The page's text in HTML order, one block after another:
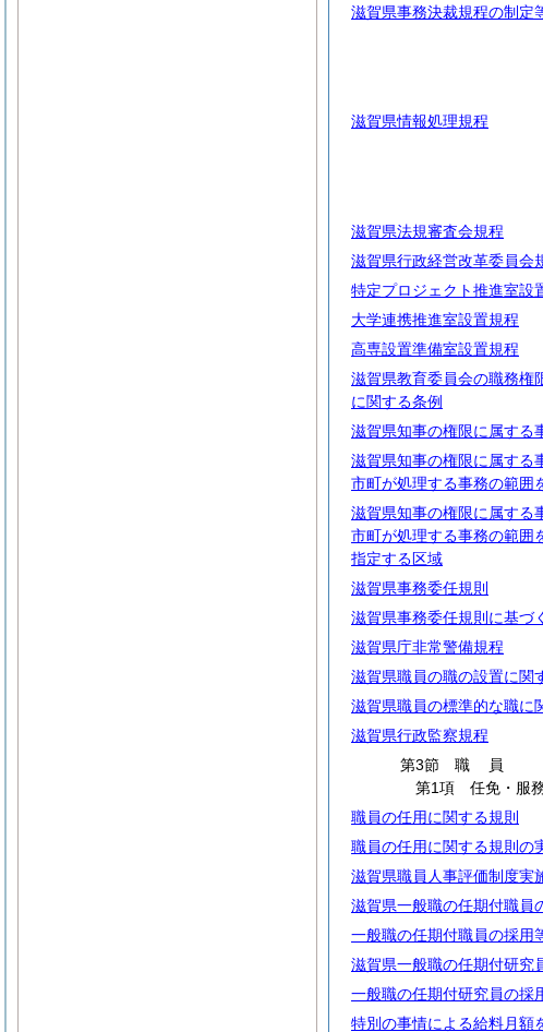
滋賀県事務決裁規程の制定
滋賀県情報処理規程
滋賀県法規審査会規程
滋賀県行政経営改革委員会
特定プロジェクト推進室設
大学連携推進室設置規程
高専設置準備室設置規程
滋賀県教育委員会の職務権
に関する条例
滋賀県知事の権限に属する
滋賀県知事の権限に属する
市町が処理する事務の範囲
滋賀県知事の権限に属する
市町が処理する事務の範囲
指定する区域
滋賀県事務委任規則
滋賀県事務委任規則に基づ
滋賀県庁非常警備規程
滋賀県職員の職の設置に関
滋賀県職員の標準的な職に
滋賀県行政監察規程
第3節 職
員
第1項 任免・服
職員の任用に関する規則
職員の任用に関する規則の
滋賀県職員人事評価制度実
滋賀県一般職の任期付職員
一般職の任期付職員の採用
滋賀県一般職の任期付研究
一般職の任期付研究員の採
特別の事情による給料月額